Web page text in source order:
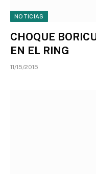
NOTICIAS
CHOQUE
EN EL RING
11/15/2015